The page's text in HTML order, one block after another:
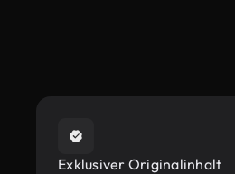
Exklusiver Originalinhalt